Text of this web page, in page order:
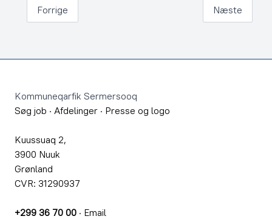
Forrige Næste
Kommuneqarfik Sermersooq
Søg job · Afdelinger · Presse og logo
Kuussuaq 2,
3900 Nuuk
Grønland
CVR: 31290937
+299 36 70 00 · Email